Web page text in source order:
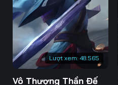
Lượt xem: 48.565
Vô Thượng Thần Đế